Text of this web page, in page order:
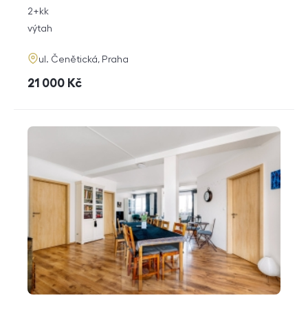
rozměry
dispozice
2+kk
funkce
výtah
adresa
ul. Čenětická, Praha
cena
21 000 Kč